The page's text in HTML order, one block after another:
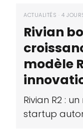
ACTUALITÉS · 4
Rivian
modèle
Rivian R2 :
startup